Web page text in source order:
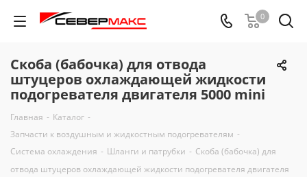
0
Скоба (бабочка) для отвода
штуцеров охлаждающей жидкости
подогревателя двигателя 5000 mini
Главная - Каталог -
Запчасти к воздушным и жидкостным подогревателям -
Система охлаждения - Шланги и патрубки - Скоба (бабочка) для
отвода штуцеров охлаждающей жидкости подогревателя двигателя